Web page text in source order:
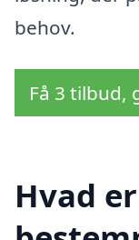
behov.
Få 3 tilbud,
Hvad